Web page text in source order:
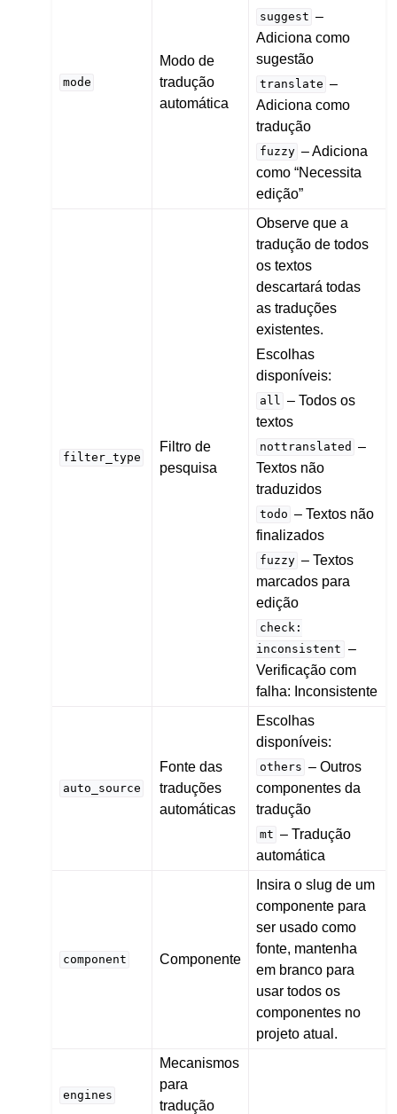
mode
Modo de
tradução
automática
suggest –
Adiciona como
sugestão
translate –
Adiciona como
tradução
fuzzy – Adiciona
como “Necessita
edição”
filter_type
Filtro de
pesquisa
Observe que a
tradução de todos
os textos
descartará todas
as traduções
existentes.
Escolhas
disponíveis:
all – Todos os
textos
nottranslated –
Textos não
traduzidos
todo – Textos não
finalizados
fuzzy – Textos
marcados para
edição
check:
inconsistent –
Verificação com
falha: Inconsistente
auto_source
Fonte das
traduções
automáticas
Escolhas
disponíveis:
others – Outros
componentes da
tradução
mt – Tradução
automática
component Componente
Insira o slug de um
componente para
ser usado como
fonte, mantenha
em branco para
usar todos os
componentes no
projeto atual.
engines
Mecanismos
para
tradução